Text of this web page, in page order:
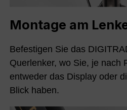
Montage am
Befestigen Sie das
Querlenker, wo Sie, je nach
entweder das Display oder
Blick haben.